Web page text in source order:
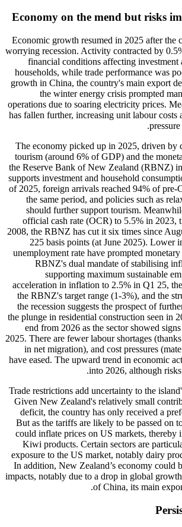
Economy on the mend but risks
Economic growth resumed in 2025 after the
worrying recession. Activity contracted by
financial conditions affecting
households, while trade performance was
growth in China, the country's main export
the winter energy crisis prompted
operations due to soaring electricity prices.
has fallen further, increasing unit labour costs
The economy picked up in 2025, driven by
tourism (around 6% of GDP) and the
the Reserve Bank of New Zealand (RBNZ)
supports investment and household
of 2025, foreign arrivals reached 94% of pre-
the same period, and policies such as
should further support tourism.
official cash rate (OCR) to 5.5% in 2023,
2008, the RBNZ has cut it six times since
225 basis points (at June 2025). Lower
unemployment rate have prompted
RBNZ's dual mandate of stabilising
supporting maximum sustainable
acceleration in inflation to 2.5% in Q1 25,
the RBNZ's target range (1-3%), and the
the recession suggests the prospect of
the plunge in residential construction seen in
end from 2026 as the sector showed
2025. There are fewer labour shortages
in net migration), and cost pressures
have eased. The upward trend in economic
into 2026, although
Trade restrictions add uncertainty to the
Given New Zealand's relatively small
deficit, the country has only received a
But as the tariffs are likely to be passed on
could inflate prices on US markets, thereby
Kiwi products. Certain sectors are
exposure to the US market, notably dairy
In addition, New Zealand’s economy could
impacts, notably due to a drop in global
of China, its main